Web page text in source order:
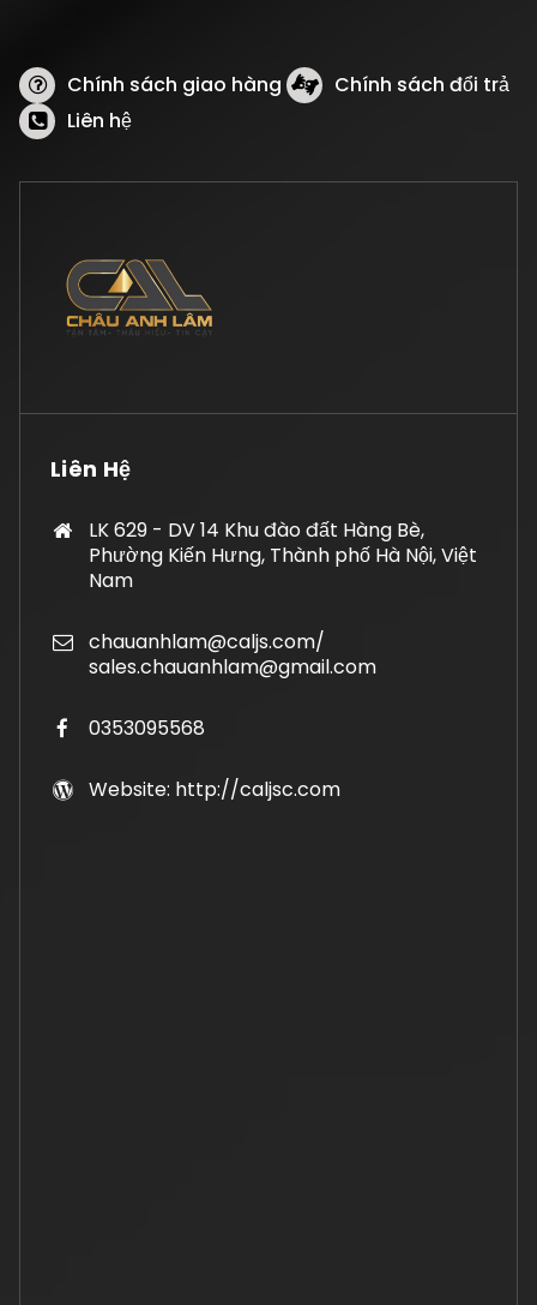
Chính sách giao hàng
Chính sách đổi trả
Liên hệ
Liên Hệ
LK 629 - DV 14 Khu đào đất Hàng Bè,
Phường Kiến Hưng, Thành phố Hà Nội, Việt
Nam
chauanhlam@caljs.com/
sales.chauanhlam@gmail.com
0353095568
Website: http://caljsc.com